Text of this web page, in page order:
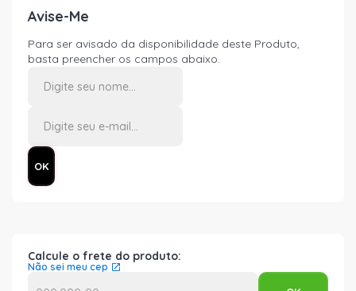
Avise-Me
Para ser avisado da disponibilidade deste Produto,
basta preencher os campos abaixo.
Calcule o frete do produto:
Não sei meu cep